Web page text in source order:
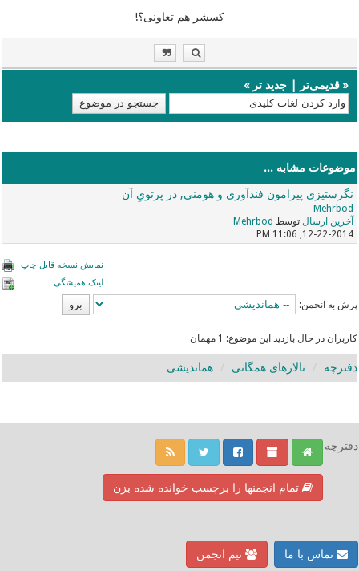
کسشر هم تعاونی؟!
«قدیمی‌تر |جدید تر »
موضوعات مشابه ...
نگرستیزی پیرامون فندآوری و هومنی, در پرتویِ آن
Mehrbod
آخرین ارسال توسط Mehrbod
12-22-2014, 11:06 PM
نمایش نسخه قابل چاپ
لینک همیشگی
پرش به انجمن:
کاربران در حال بازدید این موضوع: 1 مهمان
دفترچه تالارهای همگانی هماندیشی
دفترچه
تمام انجمنها را برچسب خوانده شده بزن
تماس با ما تیم انجمن